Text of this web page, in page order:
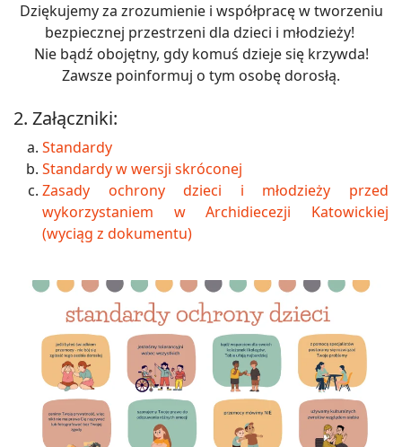
Dziękujemy za zrozumienie i współpracę w tworzeniu
bezpiecznej przestrzeni dla dzieci i młodzieży!
Nie bądź obojętny, gdy komuś dzieje się krzywda!
Zawsze poinformuj o tym osobę dorosłą.
2. Załączniki:
Standardy
Standardy w wersji skróconej
Zasady ochrony dzieci i młodzieży przed
wykorzystaniem w Archidiecezji Katowickiej
(wyciąg z dokumentu)